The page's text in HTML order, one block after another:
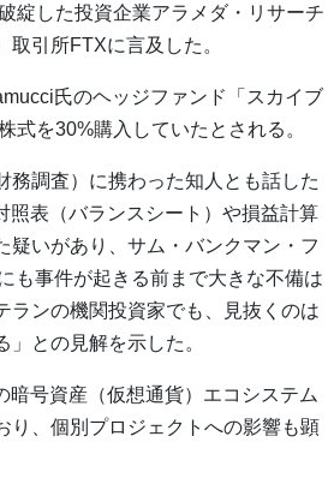
綻した投資企業アラメダ・リサーチ
引所FTXに言及した。
氏のヘッジファンド「スカイブ
式を30%購入していたとされる。
務調査）に携わった知人とも話した
照表（バランスシート）や損益計算
疑いがあり、サム・バンクマン・フ
も事件が起きる前まで大きな不備は
ランの機関投資家でも、見抜くのは
」との見解を示した。
暗号資産（仮想通貨）エコシステム
り、個別プロジェクトへの影響も顕